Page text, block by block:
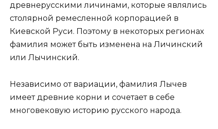
древнерусскими личинами, которые являлись
столярной ремесленной корпорацией в
Киевской Руси. Поэтому в некоторых регионах
фамилия может быть изменена на Личинский
или Лычинский.
Независимо от вариации, фамилия Лычев
имеет древние корни и сочетает в себе
многовековую историю русского народа.